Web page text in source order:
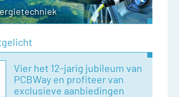
Vier het 12-jarig jubileum van
PCBWay en profiteer van
exclusieve aanbiedingen